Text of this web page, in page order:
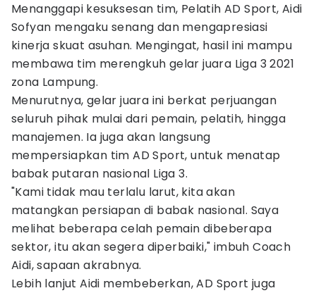
Menanggapi kesuksesan tim, Pelatih AD Sport, Aidi
Sofyan mengaku senang dan mengapresiasi
kinerja skuat asuhan. Mengingat, hasil ini mampu
membawa tim merengkuh gelar juara Liga 3 2021
zona Lampung.
Menurutnya, gelar juara ini berkat perjuangan
seluruh pihak mulai dari pemain, pelatih, hingga
manajemen. Ia juga akan langsung
mempersiapkan tim AD Sport, untuk menatap
babak putaran nasional Liga 3.
"Kami tidak mau terlalu larut, kita akan
matangkan persiapan di babak nasional. Saya
melihat beberapa celah pemain dibeberapa
sektor, itu akan segera diperbaiki," imbuh Coach
Aidi, sapaan akrabnya.
Lebih lanjut Aidi membeberkan, AD Sport juga